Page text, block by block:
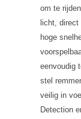
om te
licht,
hoge
eenvoudig
stel
veilig in
Detection